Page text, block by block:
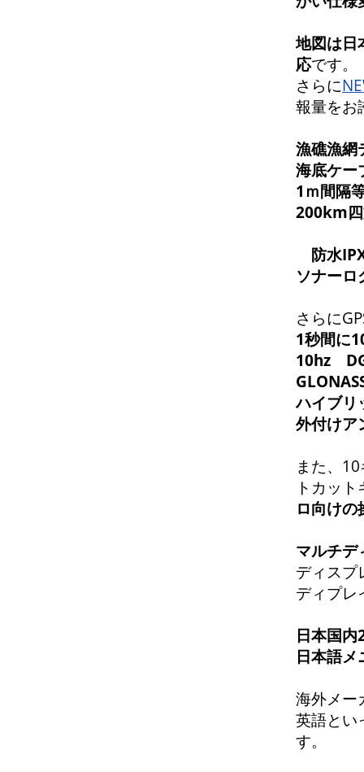
地図は
応です。
さらに
報量をお
漁礁漁網
海底ケー
1ｍ間隔
200km
防水
ソナー
さらに
1秒間に
10hz
ハイブリ
外付けア
また、
トカッ
ロ向けの
マルチデ
ディスプ
ディプレ
日本国内
日本語メ
海外メ
英語とい
す。